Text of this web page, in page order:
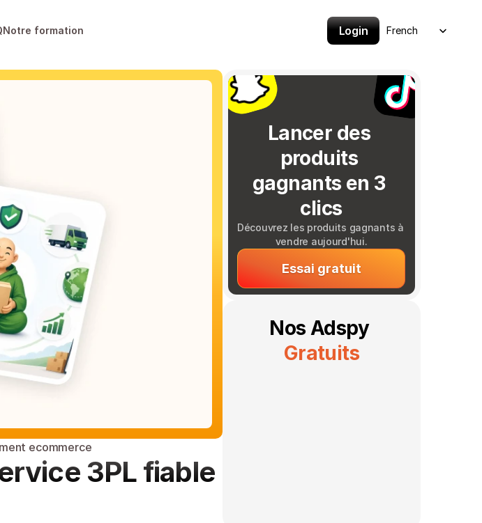
Notre formation Login
Select Language
French
ecommerce
3PL fiable
Lancer des
produits
gagnants en 3
clics
Découvrez les produits gagnants à
vendre aujourd'hui.
Essai gratuit
Nos Adspy
Gratuits